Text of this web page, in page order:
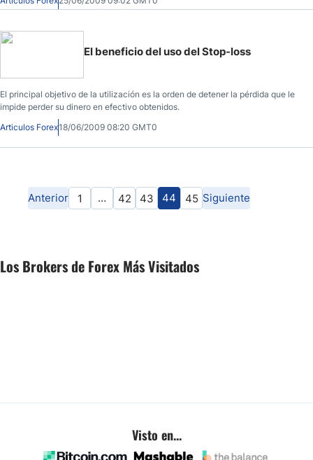
El beneficio del uso del Stop-loss
El principal objetivo de la utilización es la orden de detener la pérdida que le
impide perder su dinero en efectivo obtenidos.
Articulos Forex18/06/2009 08:20 GMT0
Anterior 1 … 42 43 44 45 Siguiente
Los Brokers de Forex Más Visitados
Visto en...